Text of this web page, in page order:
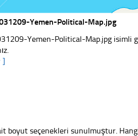
Yemen-Political-Map.jpg
Yemen-Political-Map.jpg isimli
]
boyut seçenekleri sunulmuştur.